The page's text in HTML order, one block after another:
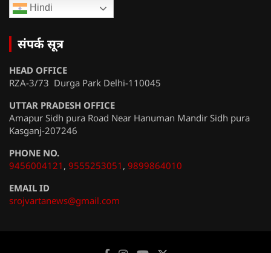
Hindi
संपर्क सूत्र
HEAD OFFICE
RZA-3/73 Durga Park Delhi-110045
UTTAR PRADESH OFFICE
Amapur Sidh pura Road Near Hanuman Mandir Sidh pura
Kasganj-207246
PHONE NO.
9456004121 , 9555253051 , 9899864010
EMAIL ID
srojvartanews@gmail.com